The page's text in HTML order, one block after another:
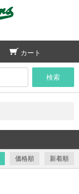
カート
検索
価格順 新着順